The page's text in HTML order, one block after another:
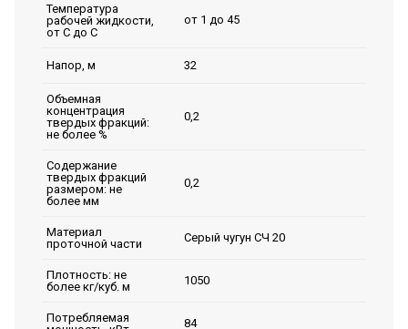
Температура
рабочей жидкости,
от С до С
от 1 до 45
Напор, м 32
Объемная
концентрация
твердых фракций:
не более %
0,2
Содержание
твердых фракций
размером: не
более мм
0,2
Материал
проточной части
Серый чугун СЧ 20
Плотность: не
более кг/куб. м
1050
Потребляемая
84